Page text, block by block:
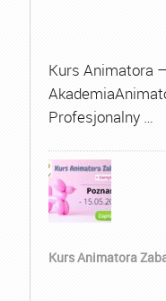
Kurs Animatora
Profesjonalny …
Kurs Animatora